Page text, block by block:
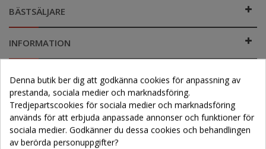
BÄSTSÄLJARE
INFORMATION
PAYMENTS
FOLLOW US ON FACEBOOK
Denna butik ber dig att godkänna cookies för anpassning av
prestanda, sociala medier och marknadsföring.
Tredjepartscookies för sociala medier och marknadsföring
används för att erbjuda anpassade annonser och funktioner för
sociala medier. Godkänner du dessa cookies och behandlingen
av berörda personuppgifter?